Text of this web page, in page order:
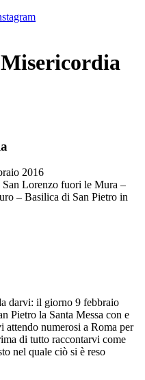
2016
Lorenzo fuori le Mura –
– Basilica di San Pietro in
darvi: il giorno 9 febbraio
Pietro la Santa Messa con e
attendo numerosi a Roma per
di tutto raccontarvi come
nel quale ciò si è reso